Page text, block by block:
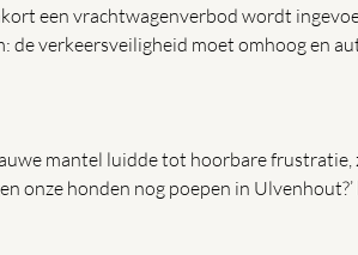
een vrachtwagenverbod wordt
de verkeersveiligheid moet omhoog en
mantel luidde tot hoorbare frustratie,
onze honden nog poepen in